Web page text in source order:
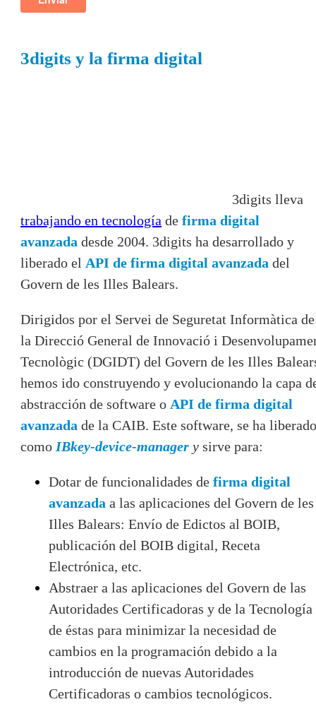
3digits y la firma digital
3digits lleva
trabajando en tecnología de firma digital
avanzada desde 2004. 3digits ha desarrollado y
liberado el API de firma digital avanzada del
Govern de les Illes Balears.
Dirigidos por el Servei de Seguretat Informàtica de
la Direcció General de Innovació i
Tecnològic (DGIDT) del Govern de les Illes
hemos ido construyendo y evolucionando la capa
abstracción de software o API de firma digital
avanzada de la CAIB. Este software, se ha liberado
como IBkey-device-manager y sirve para:
Dotar de funcionalidades de firma digital
avanzada a las aplicaciones del Govern de les
Illes Balears: Envío de Edictos al BOIB,
publicación del BOIB digital, Receta
Electrónica, etc.
Abstraer a las aplicaciones del Govern de las
Autoridades Certificadoras y de la Tecnología
de éstas para minimizar la necesidad de
cambios en la programación debido a la
introducción de nuevas Autoridades
Certificadoras o cambios tecnológicos.